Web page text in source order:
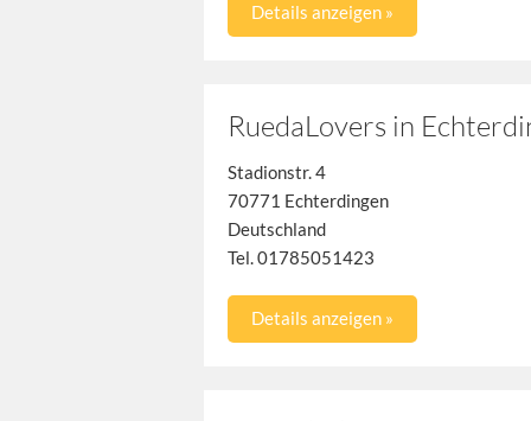
Details anzeigen »
RuedaLovers in
Stadionstr. 4
70771 Echterdingen
Deutschland
Tel. 01785051423
Details anzeigen »